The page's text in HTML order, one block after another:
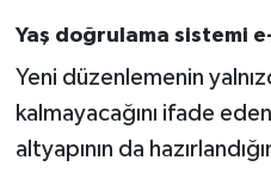
Yaş doğrulama sistemi
Yeni düzenlemenin
kalmayacağını ifade
altyapının da